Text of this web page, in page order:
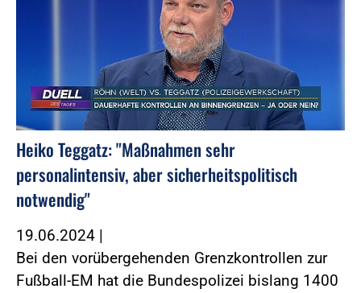
Heiko Teggatz: "Maßnahmen sehr
personalintensiv, aber sicherheitspolitisch
notwendig"
19.06.2024 |
Bei den vorübergehenden Grenzkontrollen zur
Fußball-EM hat die Bundespolizei bislang 1400